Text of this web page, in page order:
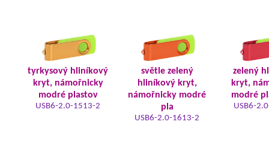
tyrkysový hliníkový
kryt, námořnicky
modré plastov
USB6-2.0-1513-2
světle zelený
hliníkový kryt,
námořnicky modré
pla
USB6-2.0-1613-2
zelený
kryt,
modré
USB6-